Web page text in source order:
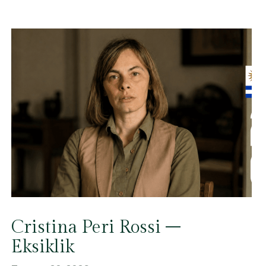
Cristina Peri Rossi –
Eksiklik